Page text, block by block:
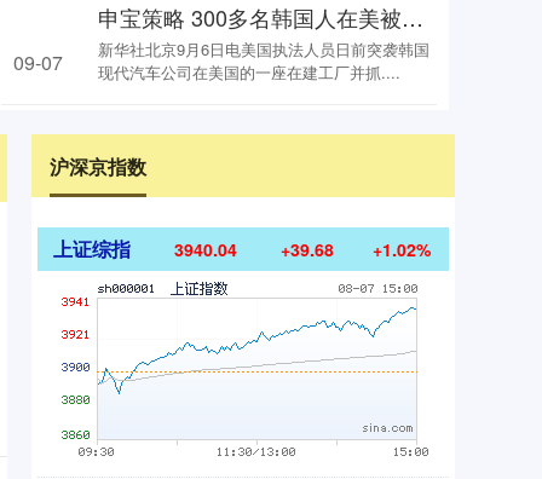
申宝策略 300多名韩国人在美被抓 韩国政府紧急商讨对策
新华社北京9月6日电美国执法人员日前突袭韩国
现代汽车公司在美国的一座在建工厂并抓....
09-07
沪深京指数
上证综指 3940.04 +39.68 +1.02%